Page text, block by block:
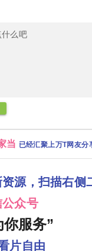
当 已经汇聚上万T网友
源，扫描右侧
众号
你服务”
片自由